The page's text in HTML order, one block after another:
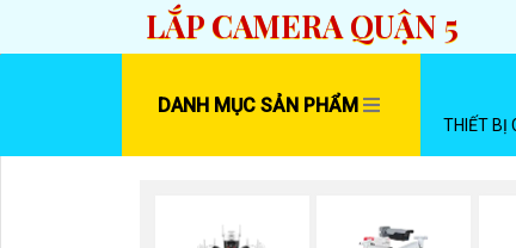
LẮP CAMERA QUẬN 5
DANH MỤC SẢN PHẨM
THIẾT BỊ